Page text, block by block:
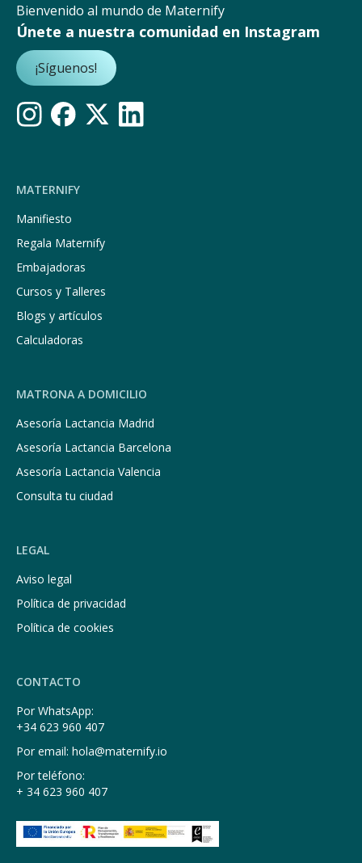
Bienvenido al mundo de Maternify
Únete a nuestra comunidad en Instagram
¡Síguenos!
MATERNIFY
Manifiesto
Regala Maternify
Embajadoras
Cursos y Talleres
Blogs y artículos
Calculadoras
MATRONA A DOMICILIO
Asesoría Lactancia Madrid
Asesoría Lactancia Barcelona
Asesoría Lactancia Valencia
Consulta tu ciudad
LEGAL
Aviso legal
Política de privacidad
Política de cookies
CONTACTO
Por WhatsApp:
+34 623 960 407
Por email: hola@maternify.io
Por teléfono:
+ 34 623 960 407